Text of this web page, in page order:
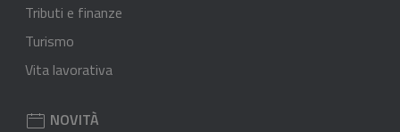
Tributi e finanze
Turismo
Vita lavorativa
NOVITÀ